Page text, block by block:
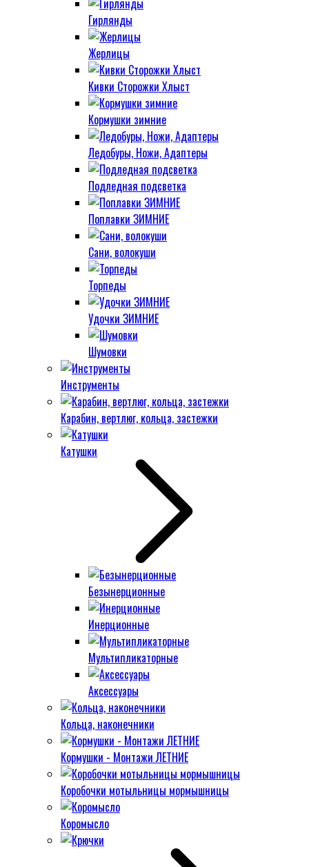
Гирлянды
Жерлицы
Кивки Сторожки Хлыст
Кормушки зимние
Ледобуры, Ножи, Адаптеры
Подледная подсветка
Поплавки ЗИМНИЕ
Сани, волокуши
Торпеды
Удочки ЗИМНИЕ
Шумовки
Инструменты
Карабин, вертлюг, кольца, застежки
Катушки
Безынерционные
Инерционные
Мультипликаторные
Аксессуары
Кольца, наконечники
Кормушки - Монтажи ЛЕТНИЕ
Коробочки мотыльницы мормышницы
Коромысло